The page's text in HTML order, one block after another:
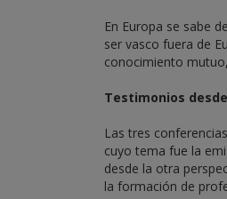
En Europa se sabe
ser vasco fuera de
conocimiento
Testimonios
Las tres
cuyo tema fue la
desde la otra
la formación de